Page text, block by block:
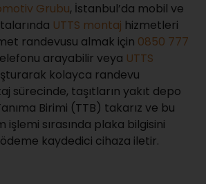
Grubu, İstanbul’da mobil ve
UTTS montaj hizmetleri
randevusu almak için 0850 777
arayabilir veya UTTS
kolayca randevu
sürecinde, taşıtların yakıt depo
Birimi (TTB) takarız ve bu
işlemi sırasında plaka bilgisini
kaydedici cihaza iletir.